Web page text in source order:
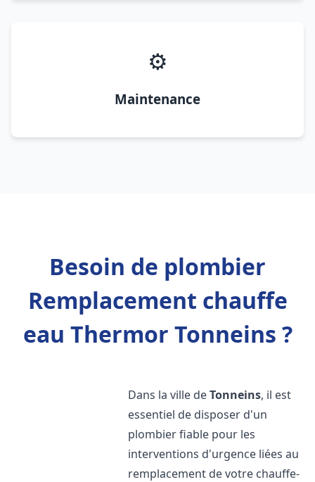
⚙️
Maintenance
Besoin de plombier
Remplacement chauffe
eau Thermor Tonneins ?
Dans la ville deTonneins, il est
essentiel de disposer d'un
plombier fiable pour les
interventions d'urgence liées au
remplacement de votre chauffe-